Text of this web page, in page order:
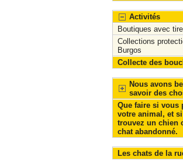
Activités
Boutiques avec
Collections
Burgos
Collecte des
Nous avons
savoir des
Que faire si vous
votre animal, et
trouvez un chien
chat abandonné.
Les chats de la